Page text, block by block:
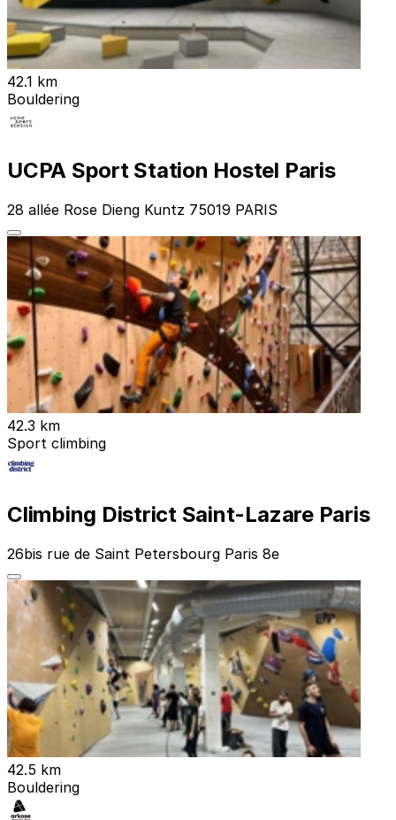
42.1 km
Bouldering
UCPA Sport Station Hostel Paris
28 allée Rose Dieng Kuntz 75019 PARIS
42.3 km
Sport climbing
Climbing District Saint-Lazare Paris
26bis rue de Saint Petersbourg Paris 8e
42.5 km
Bouldering